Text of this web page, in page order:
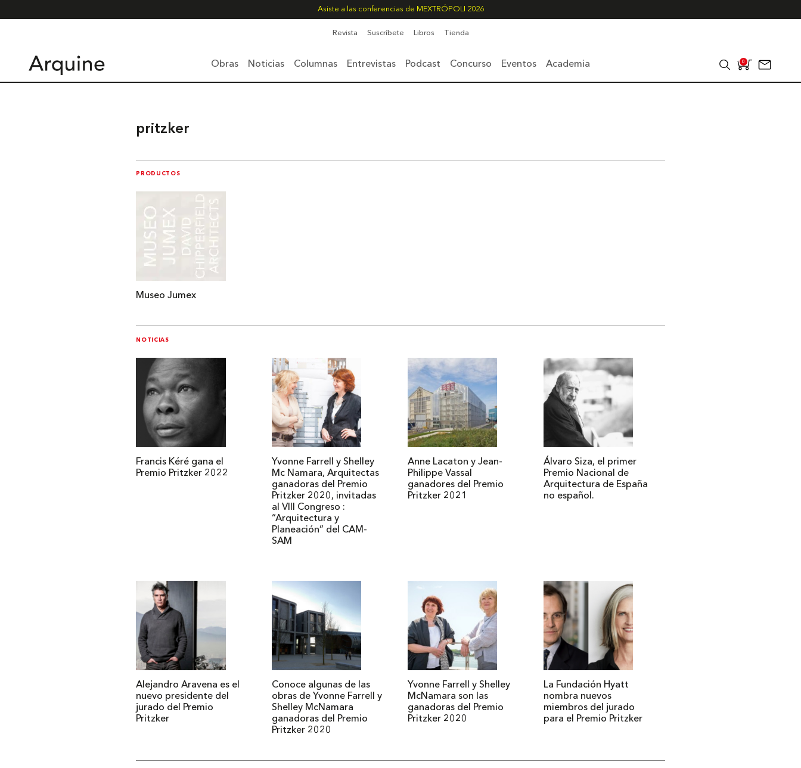
Asiste a las conferencias de MEXTRÓPOLI 2026
Revista Suscríbete Libros Tienda
Obras Noticias Columnas Entrevistas Podcast Concurso Eventos Academia 0
pritzker
PRODUCTOS
Museo Jumex
NOTICIAS
Francis Kéré gana el
Premio Pritzker 2022
Yvonne Farrell y Shelley
Mc Namara, Arquitectas
ganadoras del Premio
Pritzker 2020, invitadas
al VIII Congreso :
“Arquitectura y
Planeación” del CAM-
SAM
Anne Lacaton y Jean-
Philippe Vassal
ganadores del Premio
Pritzker 2021
Álvaro Siza, el primer
Premio Nacional de
Arquitectura de España
no español.
Alejandro Aravena es el
nuevo presidente del
jurado del Premio
Pritzker
Conoce algunas de las
obras de Yvonne Farrell y
Shelley McNamara
ganadoras del Premio
Pritzker 2020
Yvonne Farrell y Shelley
McNamara son las
ganadoras del Premio
Pritzker 2020
La Fundación Hyatt
nombra nuevos
miembros del jurado
para el Premio Pritzker